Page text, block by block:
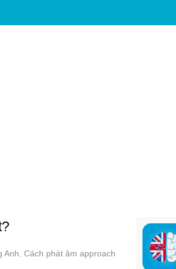
Cách phát âm approach